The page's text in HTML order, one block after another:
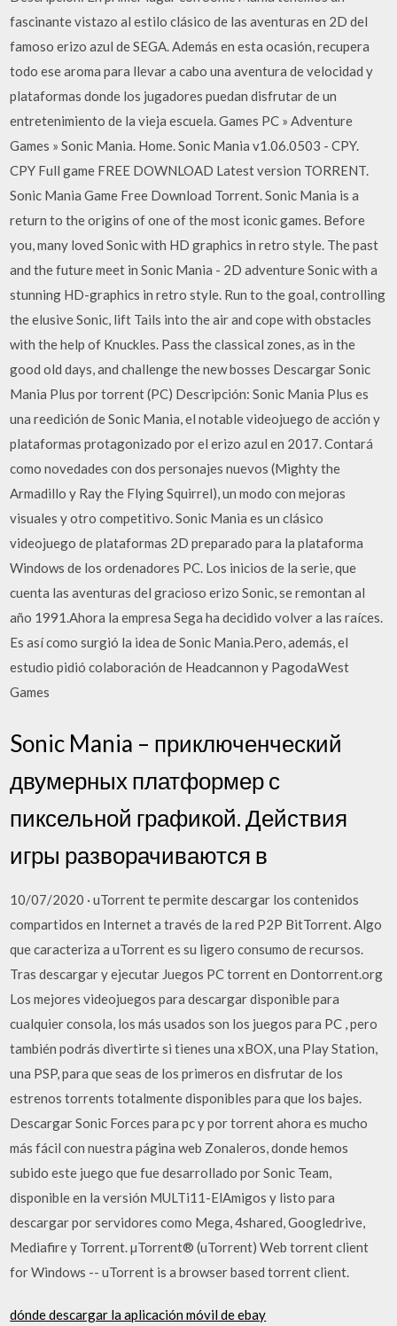
fascinante vistazo al estilo clásico de las aventuras en 2D del
famoso erizo azul de SEGA. Además en esta ocasión, recupera
todo ese aroma para llevar a cabo una aventura de velocidad y
plataformas donde los jugadores puedan disfrutar de un
entretenimiento de la vieja escuela. Games PC » Adventure
Games » Sonic Mania. Home. Sonic Mania v1.06.0503 - CPY.
CPY Full game FREE DOWNLOAD Latest version TORRENT.
Sonic Mania Game Free Download Torrent. Sonic Mania is a
return to the origins of one of the most iconic games. Before
you, many loved Sonic with HD graphics in retro style. The past
and the future meet in Sonic Mania - 2D adventure Sonic with a
stunning HD-graphics in retro style. Run to the goal, controlling
the elusive Sonic, lift Tails into the air and cope with obstacles
with the help of Knuckles. Pass the classical zones, as in the
good old days, and challenge the new bosses Descargar Sonic
Mania Plus por torrent (PC) Descripción: Sonic Mania Plus es
una reedición de Sonic Mania, el notable videojuego de acción y
plataformas protagonizado por el erizo azul en 2017. Contará
como novedades con dos personajes nuevos (Mighty the
Armadillo y Ray the Flying Squirrel), un modo con mejoras
visuales y otro competitivo. Sonic Mania es un clásico
videojuego de plataformas 2D preparado para la plataforma
Windows de los ordenadores PC. Los inicios de la serie, que
cuenta las aventuras del gracioso erizo Sonic, se remontan al
año 1991.Ahora la empresa Sega ha decidido volver a las raíces.
Es así como surgió la idea de Sonic Mania.Pero, además, el
estudio pidió colaboración de Headcannon y PagodaWest
Games
Sonic Mania – приключенческий
двумерных платформер с
пиксельной графикой. Действия
игры разворачиваются в
10/07/2020 · uTorrent te permite descargar los contenidos
compartidos en Internet a través de la red P2P BitTorrent. Algo
que caracteriza a uTorrent es su ligero consumo de recursos.
Tras descargar y ejecutar Juegos PC torrent en Dontorrent.org
Los mejores videojuegos para descargar disponible para
cualquier consola, los más usados son los juegos para PC , pero
también podrás divertirte si tienes una xBOX, una Play Station,
una PSP, para que seas de los primeros en disfrutar de los
estrenos torrents totalmente disponibles para que los bajes.
Descargar Sonic Forces para pc y por torrent ahora es mucho
más fácil con nuestra página web Zonaleros, donde hemos
subido este juego que fue desarrollado por Sonic Team,
disponible en la versión MULTi11-ElAmigos y listo para
descargar por servidores como Mega, 4shared, Googledrive,
Mediafire y Torrent. µTorrent® (uTorrent) Web torrent client
for Windows -- uTorrent is a browser based torrent client.
dónde descargar la aplicación móvil de ebay